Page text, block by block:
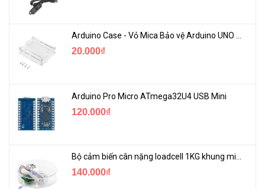
20.000₫
Arduino Pro Micro ATmega32U4 USB Mini
120.000₫
Bộ cảm biến cân nặng loadcell 1KG khung mica
140.000₫